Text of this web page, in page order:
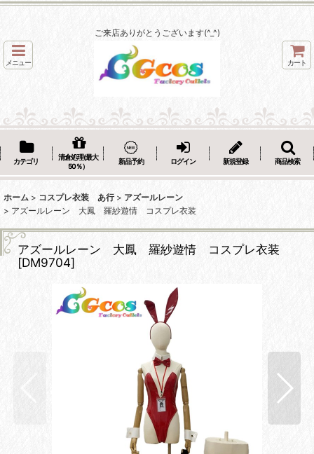
ご来店ありがとうございます(^_^)
メニュー カート
カテゴリ
清倉処理(最大
50％）
新品予約 ログイン 新規登録 商品検索
ホーム > コスプレ衣装 あ行 > アズールレーン
> アズールレーン 大鳳 羅紗遊情 コスプレ衣装
アズールレーン 大鳳 羅紗遊情 コスプレ衣装
[DM9704]